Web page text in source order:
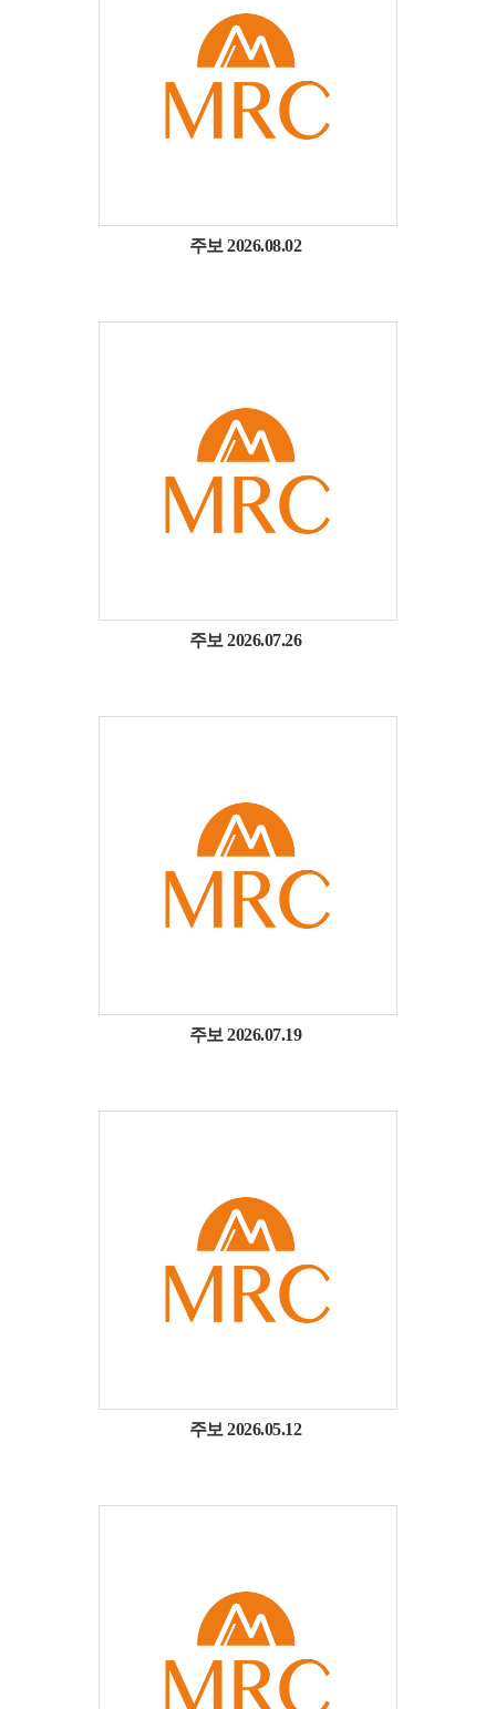
주보 2026.08.02
주보 2026.07.26
주보 2026.07.19
주보 2026.05.12